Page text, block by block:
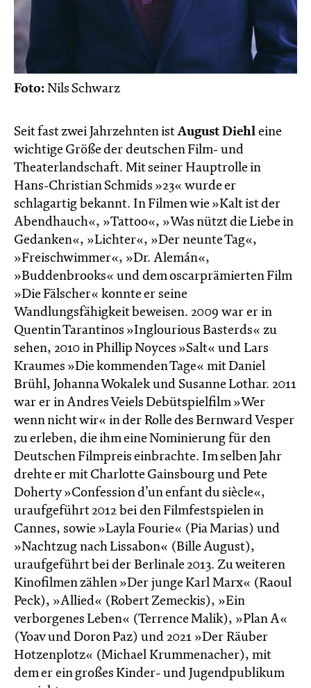
Foto: Nils Schwarz
Seit fast zwei Jahrzehnten istAugust Diehl eine
wichtige Größe der deutschen Film- und
Theaterlandschaft. Mit seiner Hauptrolle in
Hans-Christian Schmids »23« wurde er
schlagartig bekannt. In Filmen wie »Kalt ist der
Abendhauch«, »Tattoo«, »Was nützt die Liebe in
Gedanken«, »Lichter«, »Der neunte Tag«,
»Freischwimmer«, »Dr. Alemán«,
»Buddenbrooks« und dem oscarprämierten Film
»Die Fälscher« konnte er seine
Wandlungsfähigkeit beweisen. 2009 war er in
Quentin Tarantinos »Inglourious Basterds« zu
sehen, 2010 in Phillip Noyces »Salt« und Lars
Kraumes »Die kommenden Tage« mit Daniel
Brühl, Johanna Wokalek und Susanne Lothar. 2011
war er in Andres Veiels Debütspielfilm »Wer
wenn nicht wir« in der Rolle des Bernward Vesper
zu erleben, die ihm eine Nominierung für den
Deutschen Filmpreis einbrachte. Im selben Jahr
drehte er mit Charlotte Gainsbourg und Pete
Doherty »Confession d’un enfant du siècle«,
uraufgeführt 2012 bei den Filmfestspielen in
Cannes, sowie »Layla Fourie« (Pia Marias) und
»Nachtzug nach Lissabon« (Bille August),
uraufgeführt bei der Berlinale 2013. Zu weiteren
Kinofilmen zählen »Der junge Karl Marx« (Raoul
Peck), »Allied« (Robert Zemeckis), »Ein
verborgenes Leben« (Terrence Malik), »Plan A«
(Yoav und Doron Paz) und 2021 »Der Räuber
Hotzenplotz« (Michael Krummenacher), mit
dem er ein großes Kinder- und Jugendpublikum